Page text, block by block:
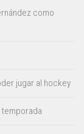
como
jugar al hockey
temporada